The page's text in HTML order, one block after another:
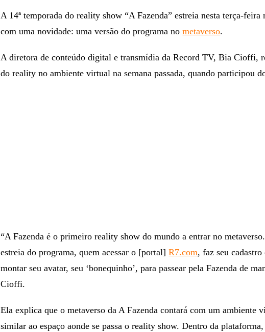
A 14ª temporada do reality show “A Fazenda” estreia nesta terça-feira
com uma novidade: uma versão do programa nometaverso.
A diretora de conteúdo digital e transmídia da Record TV, Bia Cioffi,
do reality no ambiente virtual na semana passada, quando participou
“A Fazenda é o primeiro reality show do mundo a entrar no
estreia do programa, quem acessar o [portal]R7.com, faz seu
montar seu avatar, seu ‘bonequinho’, para passear pela Fazenda de
Cioffi.
Ela explica que o metaverso da A Fazenda contará com um ambiente
similar ao espaço aonde se passa o reality show. Dentro da